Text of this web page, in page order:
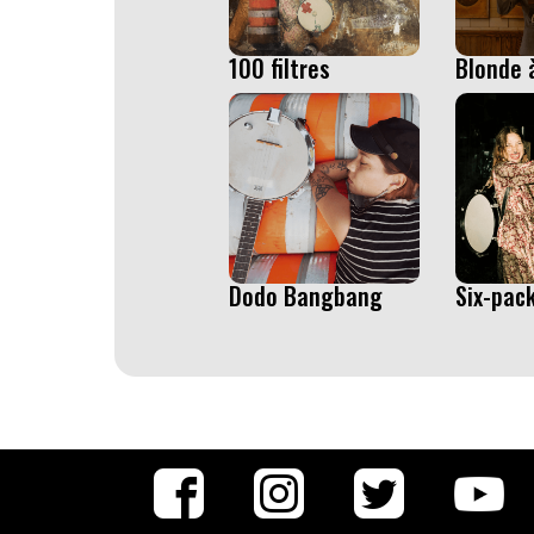
100 filtres Blonde
Dodo Bangbang Six-